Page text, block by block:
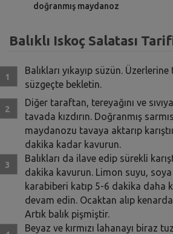
doğranmış maydanoz
Balıklı Iskoç Salatası
Balıkları yıkayıp süzün.
süzgeçte bekletin.
Diğer taraftan, tereyağını ve
tavada kızdırın. Doğranmış
maydanozu tavaya aktarıp
dakika kadar kavurun.
Balıkları da ilave edip sürekli
dakika kavurun. Limon suyu,
karabiberi katıp 5-6 dakika daha
devam edin. Ocaktan alıp
Artık balık pişmiştir.
Beyaz ve kırmızı lahanayı biraz